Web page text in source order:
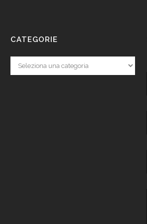
CATEGORIE
Categorie